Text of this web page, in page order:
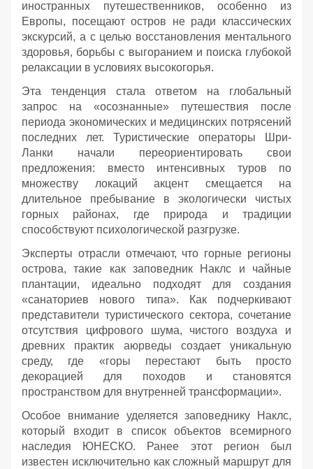
иностранных путешественников, особенно из
Европы, посещают остров не ради классических
экскурсий, а с целью восстановления ментального
здоровья, борьбы с выгоранием и поиска глубокой
релаксации в условиях высокогорья.
Эта тенденция стала ответом на глобальный
запрос на «осознанные» путешествия после
периода экономических и медицинских потрясений
последних лет. Туристические операторы Шри-
Ланки начали переориентировать свои
предложения: вместо интенсивных туров по
множеству локаций акцент смещается на
длительное пребывание в экологически чистых
горных районах, где природа и традиции
способствуют психологической разгрузке.
Эксперты отрасли отмечают, что горные регионы
острова, такие как заповедник Наклс и чайные
плантации, идеально подходят для создания
«санаториев нового типа». Как подчеркивают
представители туристического сектора, сочетание
отсутствия цифрового шума, чистого воздуха и
древних практик аюрведы создает уникальную
среду, где «горы перестают быть просто
декорацией для походов и становятся
пространством для внутренней трансформации».
Особое внимание уделяется заповеднику Наклс,
который входит в список объектов всемирного
наследия ЮНЕСКО. Ранее этот регион был
известен исключительно как сложный маршрут для